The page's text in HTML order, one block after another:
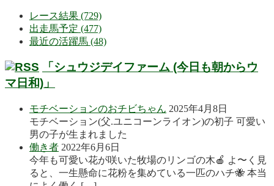
レース結果 (729)
出走馬予定 (477)
最近の活躍馬 (48)
「シュウジデイファーム (今日も朝からウ
マ日和)」
モチベーションのおチビちゃん 2025年4月8日
モチベーション(父.ユニコーンライオン)の初子 可愛い
男の子が生まれました
働き者 2022年6月6日
今年も可愛い花が咲いた牧場のリンゴの木🍎 よ〜く見
ると、一生懸命に花粉を集めている一匹のハチ🐝 本当